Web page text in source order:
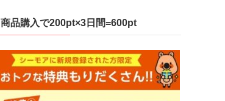
商品購入で200pt×3日間=600pt